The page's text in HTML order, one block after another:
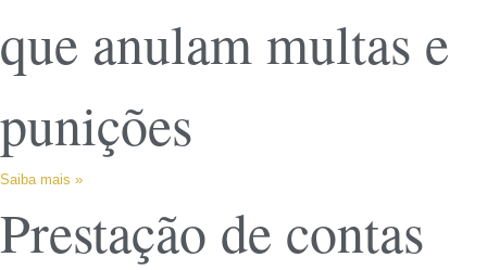
que anulam multas e
punições
Saiba mais »
Prestação de contas